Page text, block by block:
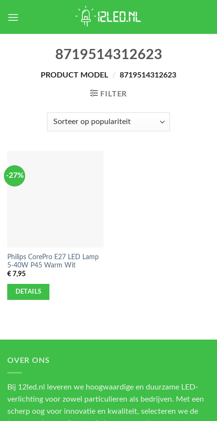
8719514312623
PRODUCT MODEL / 8719514312623
FILTER
-27%
Philips CorePro E27 LED Lamp
5-40W P45 Warm Wit
€7,95
DETAILS
OVER ONS
Bij 12led.nl leveren we hoogwaardige en duurzame LED-
verlichting voor zowel particulieren als bedrijven. Met een
scherp oog voor innovatie en kwaliteit, selecteren we de